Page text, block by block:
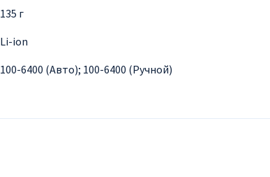
135 г
Li-ion
100-6400 (Авто); 100-6400 (Ручной)